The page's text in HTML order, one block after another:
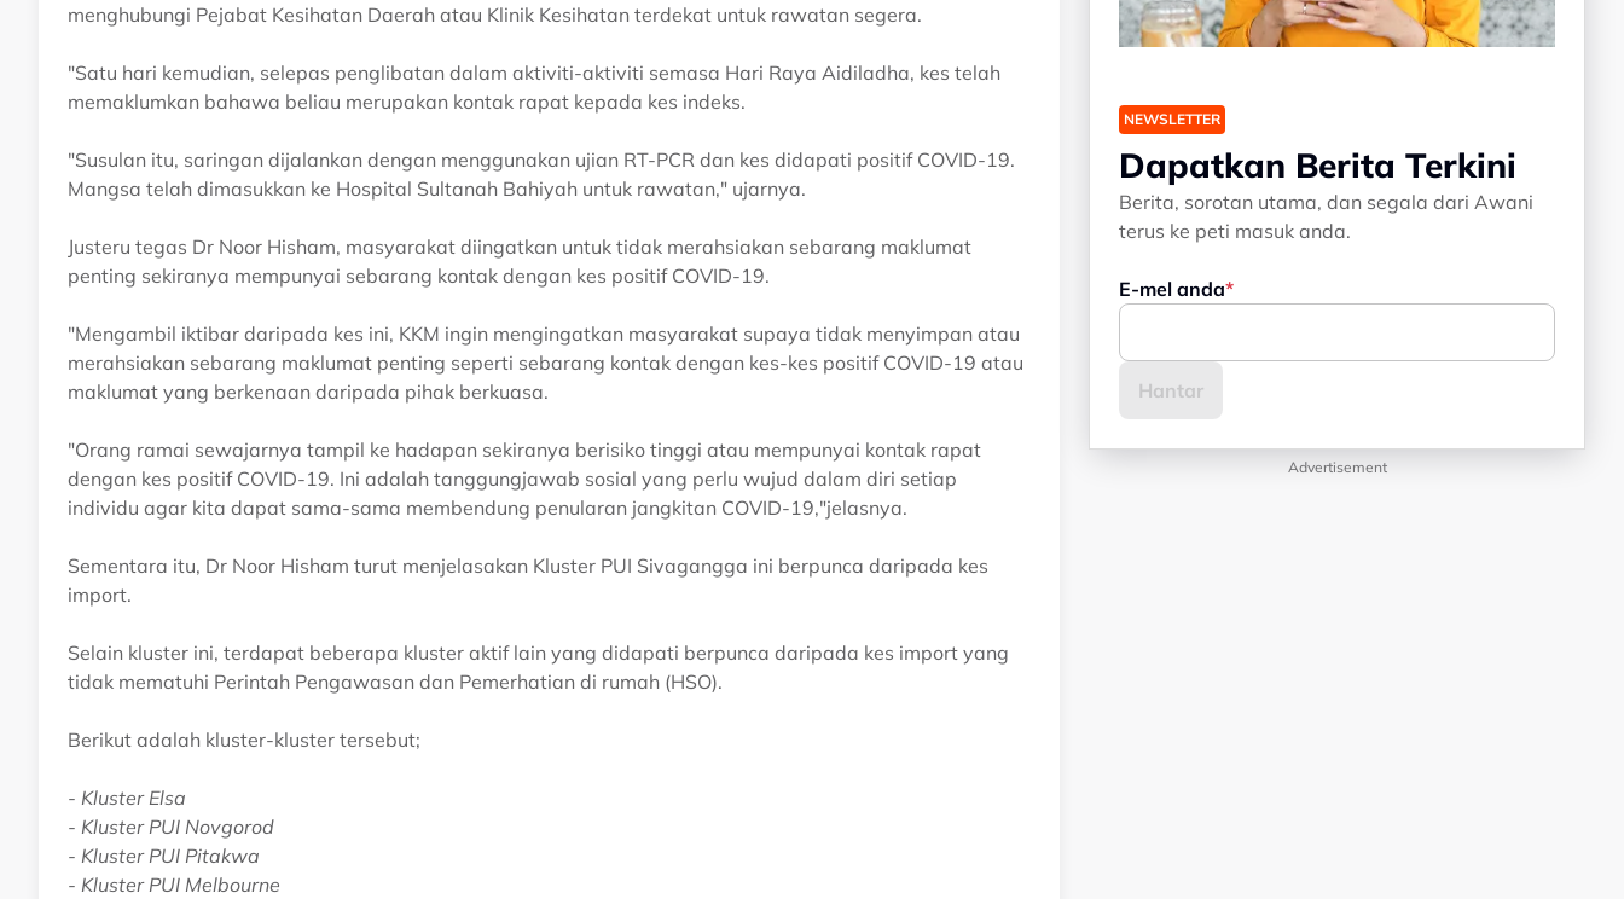
menghubungi Pejabat Kesihatan Daerah atau Klinik Kesihatan terdekat untuk rawatan segera.
"Satu hari kemudian, selepas penglibatan dalam aktiviti-aktiviti semasa Hari Raya Aidiladha, kes telah
memaklumkan bahawa beliau merupakan kontak rapat kepada kes indeks.
"Susulan itu, saringan dijalankan dengan menggunakan ujian RT-PCR dan kes didapati positif COVID-19.
Mangsa telah dimasukkan ke Hospital Sultanah Bahiyah untuk rawatan," ujarnya.
Justeru tegas Dr Noor Hisham, masyarakat diingatkan untuk tidak merahsiakan sebarang maklumat
penting sekiranya mempunyai sebarang kontak dengan kes positif COVID-19.
"Mengambil iktibar daripada kes ini, KKM ingin mengingatkan masyarakat supaya tidak menyimpan atau
merahsiakan sebarang maklumat penting seperti sebarang kontak dengan kes-kes positif COVID-19 atau
maklumat yang berkenaan daripada pihak berkuasa.
"Orang ramai sewajarnya tampil ke hadapan sekiranya berisiko tinggi atau mempunyai kontak rapat
dengan kes positif COVID-19. Ini adalah tanggungjawab sosial yang perlu wujud dalam diri setiap
individu agar kita dapat sama-sama membendung penularan jangkitan COVID-19,"jelasnya.
Sementara itu, Dr Noor Hisham turut menjelasakan Kluster PUI Sivagangga ini berpunca daripada kes
import.
Selain kluster ini, terdapat beberapa kluster aktif lain yang didapati berpunca daripada kes import yang
tidak mematuhi Perintah Pengawasan dan Pemerhatian di rumah (HSO).
Berikut adalah kluster-kluster tersebut;
- Kluster Elsa
- Kluster PUI Novgorod
- Kluster PUI Pitakwa
- Kluster PUI Melbourne
NEWSLETTER
Dapatkan Berita Terkini
Berita, sorotan utama, dan segala dari Awani
terus ke peti masuk anda.
E-mel anda
Advertisement